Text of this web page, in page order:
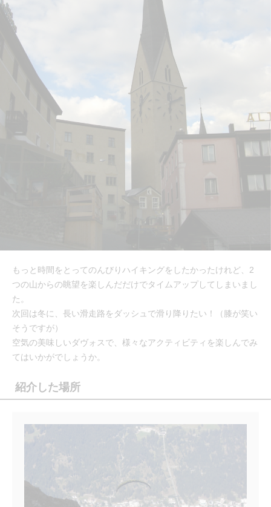
もっと時間をとってのんびりハイキングをしたかったけれど、2
つの山からの眺望を楽しんだだけでタイムアップしてしまいまし
た。
次回は冬に、長い滑走路をダッシュで滑り降りたい！（膝が笑い
そうですが）
空気の美味しいダヴォスで、様々なアクティビティを楽しんでみ
てはいかがでしょうか。
紹介した場所